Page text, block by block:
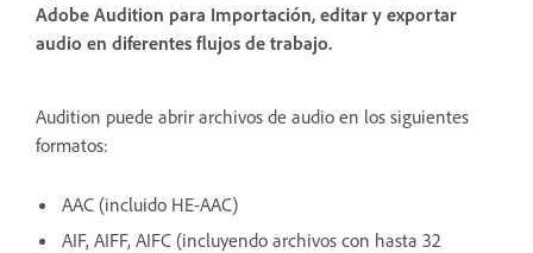
Adobe Audition para Importación, editar y exportar
audio en diferentes flujos de trabajo.
Audition puede abrir archivos de audio en los siguientes
formatos:
AAC (incluido HE-AAC)
AIF, AIFF, AIFC (incluyendo archivos con hasta 32